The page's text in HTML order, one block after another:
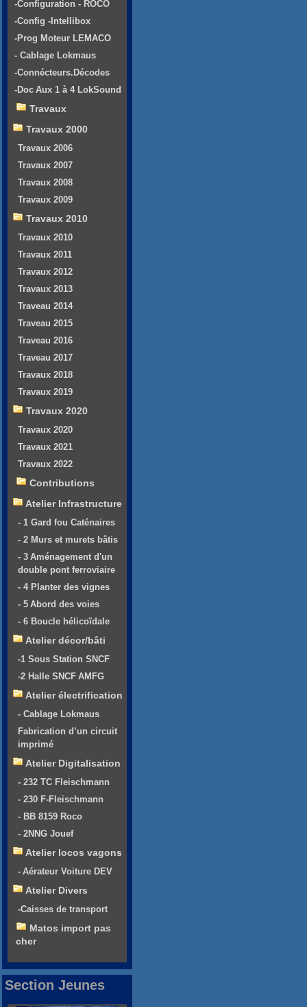
-Configuration - ROCO
-Config -Intellibox
-Prog Moteur LEMACO
- Cablage Lokmaus
-Connécteurs.Décodes
-Doc Aux 1 à 4 LokSound
Travaux
Travaux 2000
Travaux 2006
Travaux 2007
Travaux 2008
Travaux 2009
Travaux 2010
Travaux 2010
Travaux 2011
Travaux 2012
Travaux 2013
Traveau 2014
Traveau 2015
Traveau 2016
Traveau 2017
Travaux 2018
Travaux 2019
Travaux 2020
Travaux 2020
Travaux 2021
Travaux 2022
Contributions
Atelier Infrastructure
- 1 Gard fou Caténaires
- 2 Murs et murets bâtis
- 3 Aménagement d'un
double pont ferroviaire
- 4 Planter des vignes
- 5 Abord des voies
- 6 Boucle hélicoïdale
Atelier décor/bâti
-1 Sous Station SNCF
-2 Halle SNCF AMFG
Atelier électrification
- Cablage Lokmaus
Fabrication d’un circuit
imprimé
Atelier Digitalisation
- 232 TC Fleischmann
- 230 F-Fleischmann
- BB 8159 Roco
- 2NNG Jouef
Atelier locos vagons
- Aérateur Voiture DEV
Atelier Divers
-Caisses de transport
Matos import pas
cher
Section Jeunes